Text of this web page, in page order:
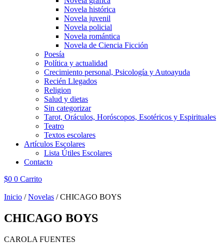
Novela histórica
Novela juvenil
Novela policial
Novela romántica
Novela de Ciencia Ficción
Poesía
Política y actualidad
Crecimiento personal, Psicología y Autoayuda
Recién Llegados
Religion
Salud y dietas
Sin categorizar
Tarot, Oráculos, Horóscopos, Esotéricos y Espirituales
Teatro
Textos escolares
Artículos Escolares
Lista Útiles Escolares
Contacto
$0 0 Carrito
Inicio /Novelas / CHICAGO BOYS
CHICAGO BOYS
CAROLA FUENTES